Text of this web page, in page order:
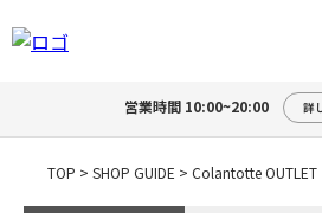
営業時間 10:00~20:00 詳
TOP > SHOP GUIDE > Colantotte OUTLET